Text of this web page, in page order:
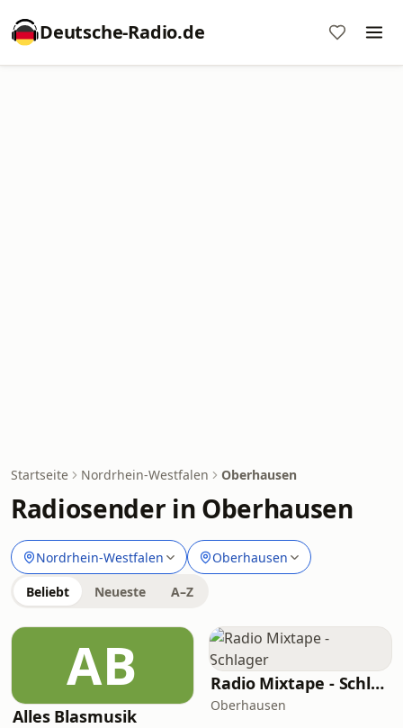
Deutsche-Radio.de
Startseite Nordrhein-Westfalen Oberhausen
Radiosender in Oberhausen
Nordrhein-Westfalen Oberhausen
Beliebt Neueste A–Z
AB
Alles Blasmusik
Radio Mixtape - Schlager
Oberhausen